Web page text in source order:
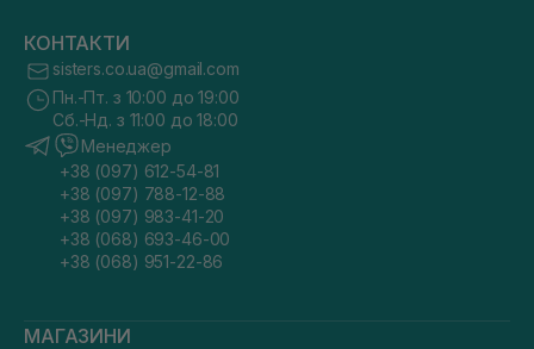
КОНТАКТИ
sisters.co.ua@gmail.com
Пн.-Пт. з 10:00 до 19:00
Сб.-Нд. з 11:00 до 18:00
Менеджер
+38 (097) 612-54-81
+38 (097) 788-12-88
+38 (097) 983-41-20
+38 (068) 693-46-00
+38 (068) 951-22-86
МАГАЗИНИ